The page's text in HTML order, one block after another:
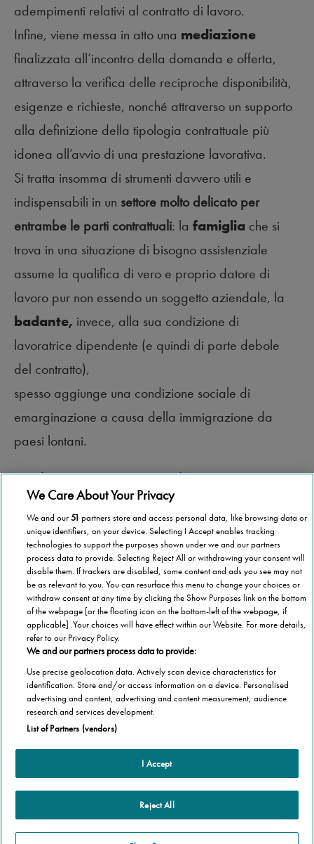
adempimenti relativi al contratto di lavoro.
Infine, viene messa in atto una mediazione
finalizzata all’incontro della domanda e offerta,
attraverso la verifica delle reciproche disponibilità,
esigenze e richieste, nonché attraverso un supporto
alla definizione della tipologia contrattuale più
idonea all’avvio di una prestazione lavorativa.
Si tratta insomma di strumenti davvero utili e
indispensabili in un settore molto delicato per
entrambe le parti contrattuali: la famiglia che si
trova in una situazione di bisogno assistenziale
assume la qualifica di vero e proprio datore di
lavoro pur non essendo un soggetto aziendale, la
badante, invece, alla sua condizione di
lavoratrice dipendente (e quindi di parte debole
del contratto),
spesso aggiunge una condizione sociale di
emarginazione a causa della immigrazione da
paesi lontani.
Vuoi lasciare un commento?Clicca qui
Categorie
Casa
Terza Età
Cookie Policy
Privacy Policy
Altre informazioni
We Care About Your Privacy
We and our51 partners store and access personal data, like browsing data or
unique identifiers, on your device. Selecting I Accept enables tracking
technologies to support the purposes shown under we and our partners
process data to provide. Selecting Reject All or withdrawing your consent will
disable them. If trackers are disabled, some content and ads you see may not
be as relevant to you. You can resurface this menu to change your choices or
withdraw consent at any time by clicking the Show Purposes link on the bottom
of the webpage [or the floating icon on the bottom-left of the webpage, if
applicable] .Your choices will have effect within our Website. For more details,
refer to our Privacy Policy.
We and our partners process data to provide:
Use precise geolocation data. Actively scan device characteristics for
identification. Store and/or access information on a device. Personalised
advertising and content, advertising and content measurement, audience
research and services development.
List of Partners (vendors)
I Accept
Reject All